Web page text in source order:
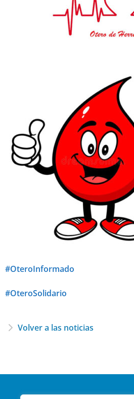
#OteroInformado
#OteroSolidario
Volver a las noticias